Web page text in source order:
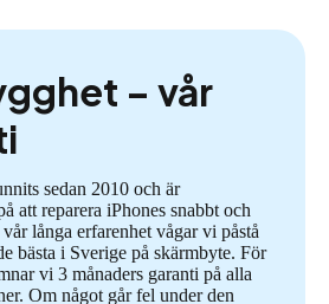
– vår
sedan 2010 och är
att reparera iPhones snabbt och
långa erfarenhet vågar vi påstå
bästa i Sverige på skärmbyte. För
vi 3 månaders garanti på alla
Om något går fel under den